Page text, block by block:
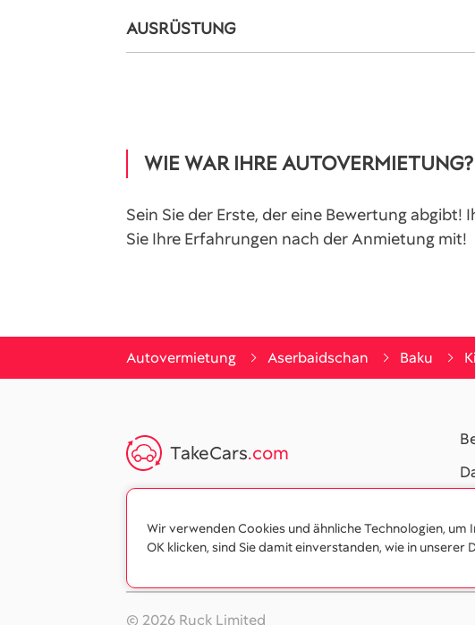
AUSRÜSTUNG
WIE WAR IHRE AUTOVERMIETUNG?
Sein Sie der Erste, der eine Bewertung abgibt!
Sie Ihre Erfahrungen nach der Anmietung mit!
Autovermietung Aserbaidschan Baku
TakeCars.com
© 2026 Ruck Limited
Wir verwenden Cookies und ähnliche Technologien, um
OK klicken, sind Sie damit einverstanden, wie in